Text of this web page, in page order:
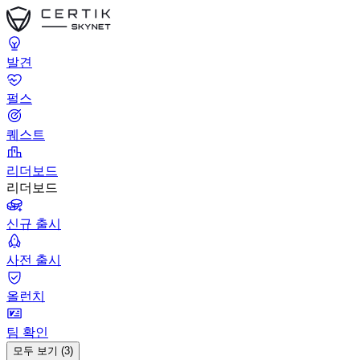
발견
펄스
퀘스트
리더보드
리더보드
신규 출시
사전 출시
올런치
팀 확인
모두 보기 (3)